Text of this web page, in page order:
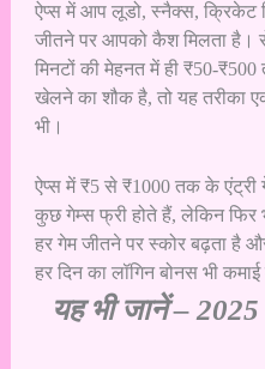
ऐप्स में आप लूडो, स्नैक्स, क्रिकेट
जीतने पर आपको कैश मिलता है।
मिनटों की मेहनत में ही ₹50-
खेलने का शौक है, तो यह तरीका
भी।
ऐप्स में ₹5 से ₹1000 तक के एंट्री
कुछ गेम्स फ्री होते हैं, लेकिन फिर
हर गेम जीतने पर स्कोर बढ़ता है
हर दिन का लॉगिन बोनस भी कमाई
यह भी जानें –2025